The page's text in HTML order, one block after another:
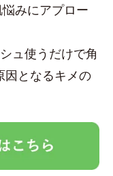
みにアプロー
ュ使うだけで角
因となるキメの